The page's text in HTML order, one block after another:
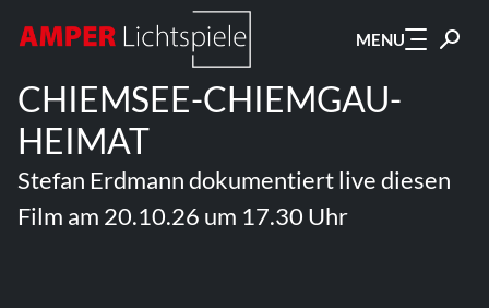
Zum Hauptinhalt springen MENU
CHIEMSEE-CHIEMGAU-
HEIMAT
Stefan Erdmann dokumentiert live diesen
Film am 20.10.26 um 17.30 Uhr